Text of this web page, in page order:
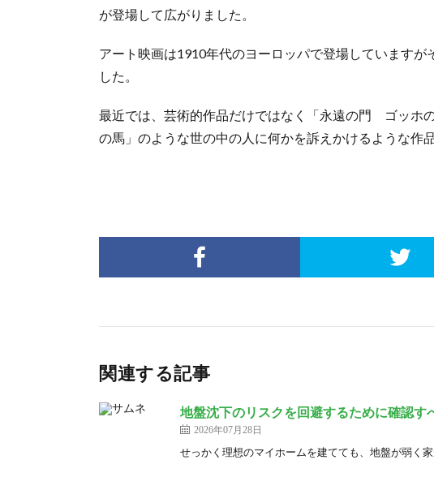
が登場して広がりました。
アート映画は1910年代のヨーロッパで登場しています
した。
最近では、芸術的作品だけではなく「永遠の門 ゴッホ
の馬」のような世の中の人に何かを訴えかけるような作
関連する記事
地盤沈下のリスクを回避するために確認す
2026年07月28日
せっかく理想のマイホームを建てても、地盤が弱く